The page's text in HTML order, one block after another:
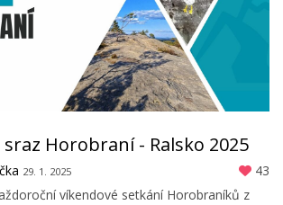
sraz Horobraní - Ralsko 2025
29. 1. 2025
43
víkendové setkání Horobraníků z